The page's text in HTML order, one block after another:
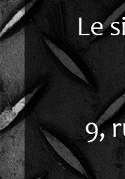
Le
9,